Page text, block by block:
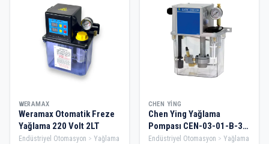
WERAMAX
Weramax Otomatik Freze
Yağlama 220 Volt 2LT
Endüstriyel Otomasyon
Yağlama
CHEN YING
Chen Ying Yağlama
Pompası CEN-03-01-B-3
(220 Volt) 2 Litre
Endüstriyel Otomasyon
Yağlama